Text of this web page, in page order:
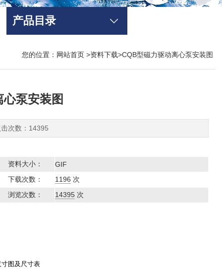
产品目录
您的位置： 网站首页>资料下载>CQB型磁力驱动离心泵安装图
泵安装图
次数：14395
资料大小：
GIF
下载次数：
1196 次
浏览次数：
14395次
寸图及尺寸表